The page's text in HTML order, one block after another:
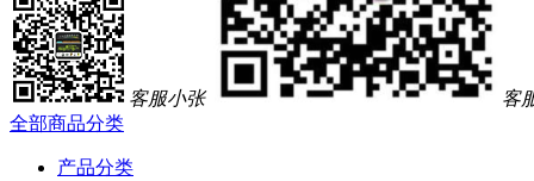
客服小张
客
全部商品分类
产品分类